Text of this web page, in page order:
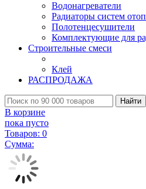
Водонагреватели
Радиаторы систем
Полотенцесушители
Комплектующие для
Строительные смеси
Клей
РАСПРОДАЖА
Найти
В корзине
пока пусто
Товаров: 0
Сумма: